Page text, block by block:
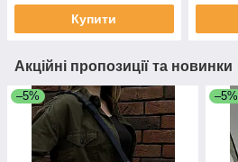
Купити
Акційні пропозиції та новинки
–5% –5%